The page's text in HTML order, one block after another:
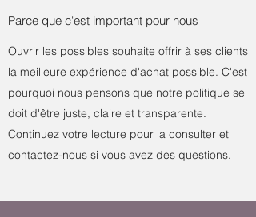
Parce que c'est important pour nous
Ouvrir les possibles souhaite offrir à ses clients
la meilleure expérience d'achat possible. C'est
pourquoi nous pensons que notre politique se
doit d'être juste, claire et transparente.
Continuez votre lecture pour la consulter et
contactez-nous si vous avez des questions.